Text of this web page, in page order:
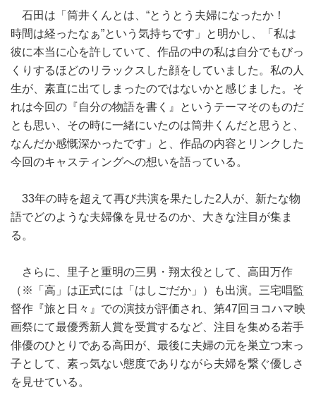
石田は「筒井くんとは、“とうとう夫婦になったか！
時間は経ったなぁ”という気持ちです」と明かし、「私は
彼に本当に心を許していて、作品の中の私は自分でもびっ
くりするほどのリラックスした顔をしていました。私の人
生が、素直に出てしまったのではないかと感じました。そ
れは今回の『自分の物語を書く』というテーマそのものだ
とも思い、その時に一緒にいたのは筒井くんだと思うと、
なんだか感慨深かったです」と、作品の内容とリンクした
今回のキャスティングへの想いを語っている。
33年の時を超えて再び共演を果たした2人が、新たな物
語でどのような夫婦像を見せるのか、大きな注目が集ま
る。
さらに、里子と重明の三男・翔太役として、高田万作
（※「高」は正式には「はしごだか」）も出演。三宅唱監
督作『旅と日々』での演技が評価され、第47回ヨコハマ映
画祭にて最優秀新人賞を受賞するなど、注目を集める若手
俳優のひとりである高田が、最後に夫婦の元を巣立つ末っ
子として、素っ気ない態度でありながら夫婦を繋ぐ優しさ
を見せている。